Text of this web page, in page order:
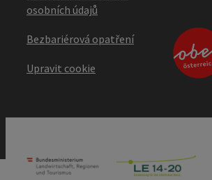
osobních údajů
Bezbariérová opatření
Upravit cookie